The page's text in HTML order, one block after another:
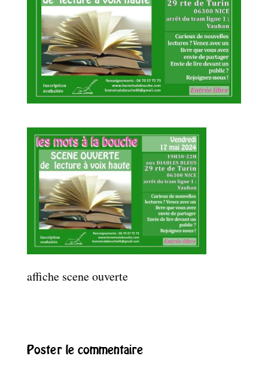
affiche scene ouverte
Poster le commentaire